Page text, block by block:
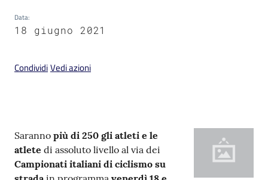
a
r
m
Argomenti
Data:
18 giugno 2021
CondividiVedi azioni
Contenuto
Saranno più di 250 gli atleti e le
atlete di assoluto livello al via dei
Campionati italiani di ciclismo su